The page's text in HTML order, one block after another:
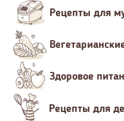
Рецепты для
Здоровое
Рецепты для